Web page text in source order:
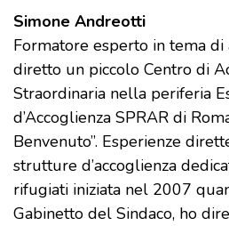
Simone Andreotti
Formatore esperto in tema di
diretto un piccolo Centro di
Straordinaria nella periferia
d’Accoglienza SPRAR di
Benvenuto”. Esperienze
strutture d’accoglienza
rifugiati iniziata nel 2007
Gabinetto del Sindaco, ho